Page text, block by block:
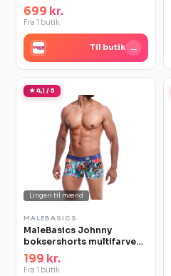
699 kr.
Fra 1 butik
Til butik →
★ 4,1 / 5
Lingeri til mænd
MALEBASICS
MaleBasics Johnny
boksershorts multifarve
str L
199 kr.
Fra 1 butik